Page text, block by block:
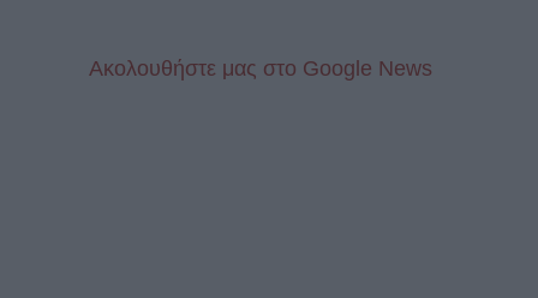
Aκολουθήστε μας στo Google News